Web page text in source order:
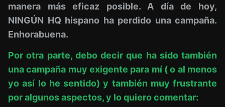
manera más eficaz posible. A día de hoy,
NINGÚN HQ hispano ha perdido una campaña.
Enhorabuena.
Por otra parte, debo decir que ha sido también
una campaña muy exigente para mí ( o al menos
yo así lo he sentido) y también muy frustrante
por algunos aspectos, y lo quiero comentar: